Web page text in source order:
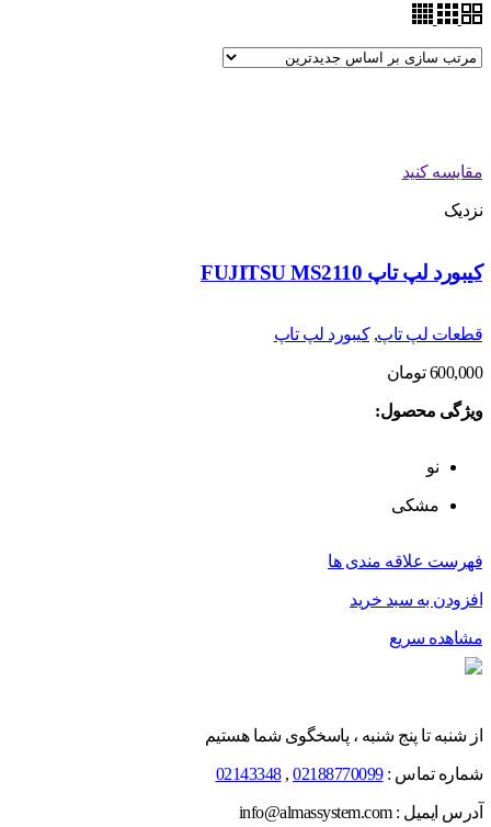
مقایسه کنید
نزدیک
کیبورد لپ تاپ FUJITSU MS2110
قطعات لپ تاپ,کیبورد لپ تاپ
600,000 تومان
ویژگی محصول:
نو
مشکی
فهرست علاقه مندی ها
افزودن به سبد خرید
مشاهده سریع
از شنبه تا پنج شنبه ، پاسخگوی شما هستیم
شماره تماس :02188770099
,
02143348
آدرس ایمیل : info@almassystem.com